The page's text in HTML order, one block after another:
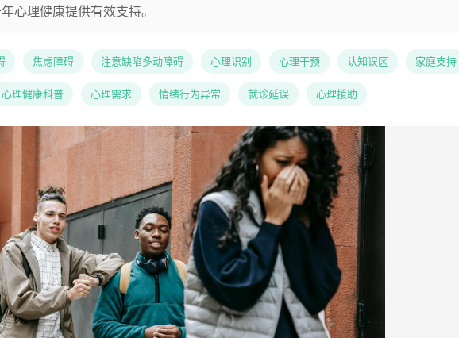
心理健康提供有效支持。
焦虑障碍 注意缺陷多动障碍 心理识别 心理干预 认知误区 家庭支持
心理健康科普 心理需求 情绪行为异常 就诊延误 心理援助